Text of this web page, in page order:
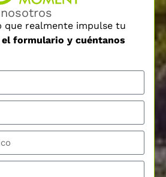
que realmente impulse tu
el formulario y cuéntanos